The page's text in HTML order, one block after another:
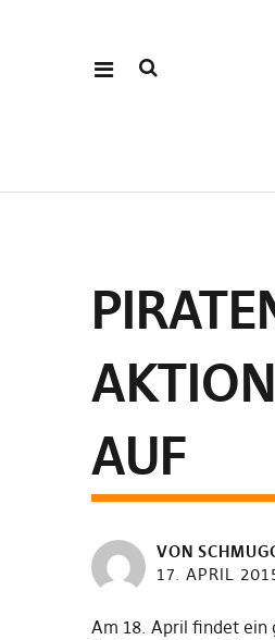
AUF
VON
17. APRIL
Am 18. April findet ein